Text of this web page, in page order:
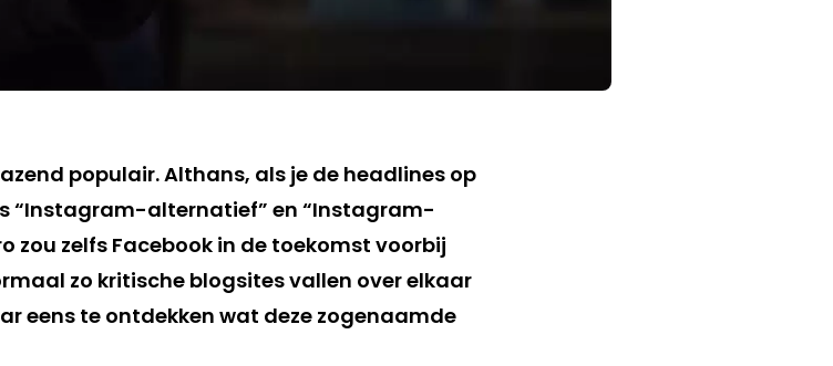
populair. Althans, als je de headlines op
“Instagram-alternatief” en “Instagram-
zou zelfs Facebook in de toekomst voorbij
zo kritische blogsites vallen over elkaar
eens te ontdekken wat deze zogenaamde